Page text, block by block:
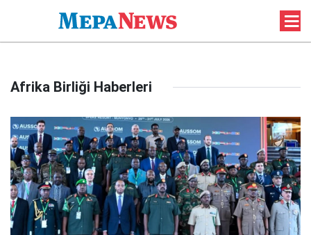
Afrika Birliği Haberleri